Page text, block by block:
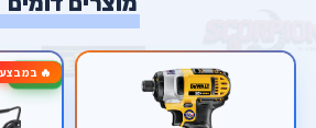
🔥 במבצע-25%